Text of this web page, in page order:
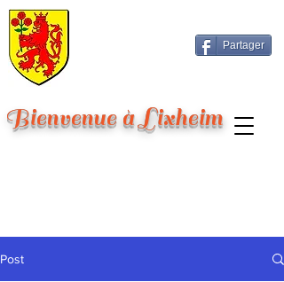
Partager
Bienvenue à Lixheim
Post